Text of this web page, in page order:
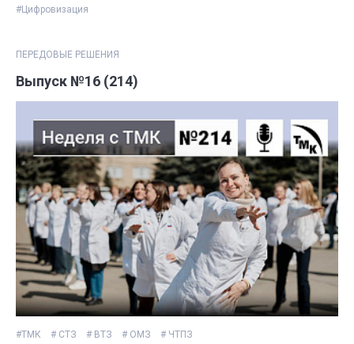
#Цифровизация
ПЕРЕДОВЫЕ РЕШЕНИЯ
Выпуск №16 (214)
#ТМК # СТЗ # ВТЗ # ОМЗ # ЧТПЗ